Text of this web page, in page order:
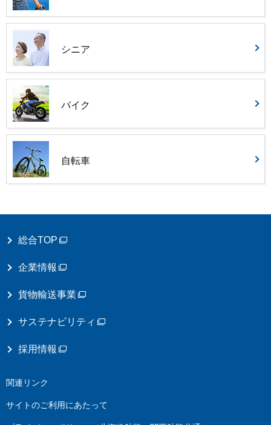
シニア
バイク
自転車
総合TOP
企業情報
貨物輸送事業
サステナビリティ
採用情報
関連リンク
サイトのご利用にあたって